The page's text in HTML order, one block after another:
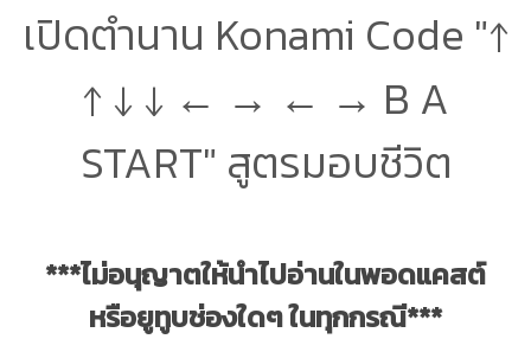
เปิดตำนาน Konami Code "↑
↑ ↓ ↓ ← → ← → B A
START" สูตรมอบชีวิต
***ไม่อนุญาตให้นำไปอ่านในพอดแคสต์
หรือยูทูบช่องใดๆ ในทุกกรณี***